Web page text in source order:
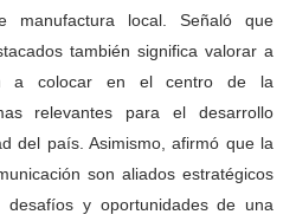
manufactura local. Señaló que
también significa valorar a
a colocar en el centro de la
relevantes para el desarrollo
del país. Asimismo, afirmó que la
son aliados estratégicos
desafíos y oportunidades de una